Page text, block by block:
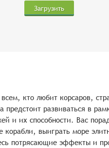
Загрузить
кто любит корсаров,
развиваться в
и их способности. Вас
корабли, выиграть море
потрясающие эффекты и